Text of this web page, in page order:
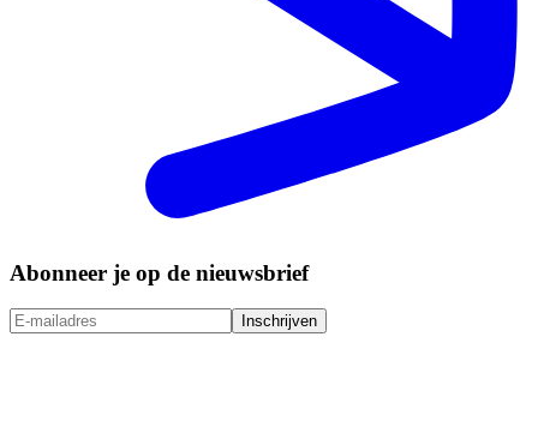
Abonneer je op de nieuwsbrief
Inschrijven